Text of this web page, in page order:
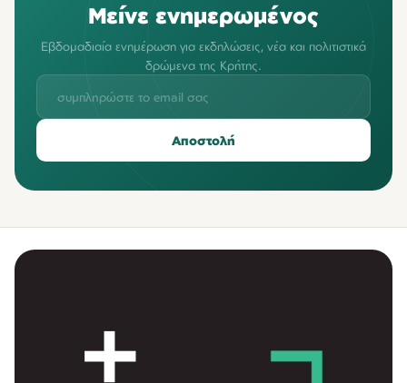
Μείνε ενημερωμένος
Εβδομαδιαία ενημέρωση για εκδηλώσεις, νέα και πολιτιστικά
δρώμενα της Κρήτης.
Αποστολή